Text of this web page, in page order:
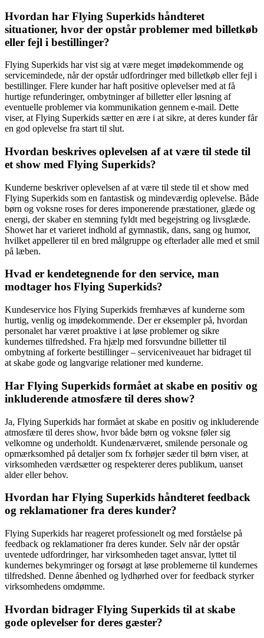
Hvordan har Flying Superkids håndteret
situationer, hvor der opstår problemer med billetkøb
eller fejl i bestillinger?
Flying Superkids har vist sig at være meget imødekommende og
servicemindede, når der opstår udfordringer med billetkøb eller fejl i
bestillinger. Flere kunder har haft positive oplevelser med at få
hurtige refunderinger, ombytninger af billetter eller løsning af
eventuelle problemer via kommunikation gennem e-mail. Dette
viser, at Flying Superkids sætter en ære i at sikre, at deres kunder får
en god oplevelse fra start til slut.
Hvordan beskrives oplevelsen af at være til stede til
et show med Flying Superkids?
Kunderne beskriver oplevelsen af at være til stede til et show med
Flying Superkids som en fantastisk og mindeværdig oplevelse. Både
børn og voksne roses for deres imponerende præstationer, glæde og
energi, der skaber en stemning fyldt med begejstring og livsglæde.
Showet har et varieret indhold af gymnastik, dans, sang og humor,
hvilket appellerer til en bred målgruppe og efterlader alle med et smil
på læben.
Hvad er kendetegnende for den service, man
modtager hos Flying Superkids?
Kundeservice hos Flying Superkids fremhæves af kunderne som
hurtig, venlig og imødekommende. Der er eksempler på, hvordan
personalet har været proaktive i at løse problemer og sikre
kundernes tilfredshed. Fra hjælp med forsvundne billetter til
ombytning af forkerte bestillinger – serviceniveauet har bidraget til
at skabe gode og langvarige relationer med kunderne.
Har Flying Superkids formået at skabe en positiv og
inkluderende atmosfære til deres show?
Ja, Flying Superkids har formået at skabe en positiv og inkluderende
atmosfære til deres show, hvor både børn og voksne føler sig
velkomne og underholdt. Kundenærværet, smilende personale og
opmærksomhed på detaljer som fx forhøjer sæder til børn viser, at
virksomheden værdsætter og respekterer deres publikum, uanset
alder eller behov.
Hvordan har Flying Superkids håndteret feedback
og reklamationer fra deres kunder?
Flying Superkids har reageret professionelt og med forståelse på
feedback og reklamationer fra deres kunder. Selv når der opstår
uventede udfordringer, har virksomheden taget ansvar, lyttet til
kundernes bekymringer og forsøgt at løse problemerne til kundernes
tilfredshed. Denne åbenhed og lydhørhed over for feedback styrker
virksomhedens omdømme.
Hvordan bidrager Flying Superkids til at skabe
gode oplevelser for deres gæster?